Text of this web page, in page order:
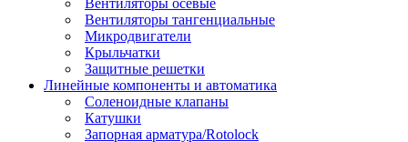
Вентиляторы тангенциальные
Микродвигатели
Крыльчатки
Защитные решетки
Линейные компоненты и автоматика
Соленоидные клапаны
Катушки
Запорная арматура/Rotolock